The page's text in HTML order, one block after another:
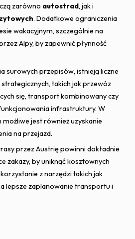
zarówno autostrad, jak i
. Dodatkowe ograniczenia
wakacyjnym, szczególnie na
Alpy, by zapewnić płynność
surowych przepisów, istnieją liczne
takich jak przewóz
się, transport kombinowany czy
infrastruktury. W
jest również uzyskanie
na przejazd.
przez Austrię powinni dokładnie
zakazy, by uniknąć kosztownych
z narzędzi takich jak
lepsze zaplanowanie transportu i